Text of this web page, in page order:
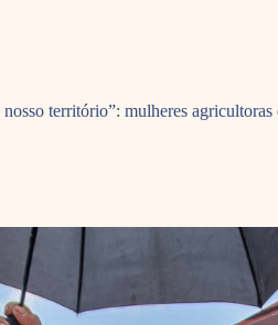
território”: mulheres